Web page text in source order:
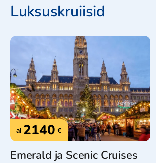
Luksuskruiisid
al 2140 €
Emerald ja Scenic Cruises